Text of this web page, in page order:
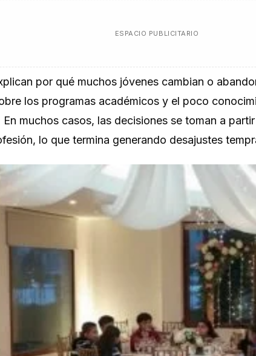
ESPACIO PUBLICITARIO
por qué muchos jóvenes cambian o
los programas académicos y el poco
muchos casos, las decisiones se toman a
lo que termina generando desajustes